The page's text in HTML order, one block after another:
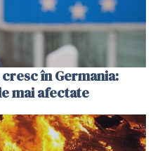
în Germania:
mai afectate